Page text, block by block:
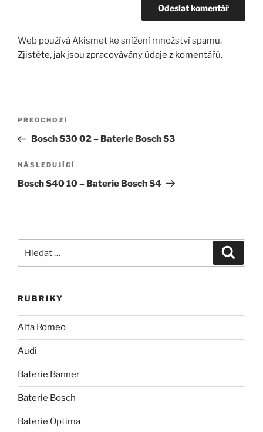
Web používá Akismet ke snížení množství spamu.
Zjistěte, jak jsou zpracovávány údaje z komentářů.
Navigace
příspěvek
Předchozí
příspěvek
PŘEDCHOZÍ
Bosch S30 02 – Baterie Bosch S3
Následující
příspěvek
NÁSLEDUJÍCÍ
Bosch S40 10 – Baterie Bosch S4
RUBRIKY
Alfa Romeo
Audi
Baterie Banner
Baterie Bosch
Baterie Optima